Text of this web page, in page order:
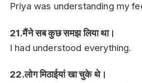
Priya was understanding my
21.मैंने सब कुछ समझ लिया था।
I had understood everything.
22.लोग मिठाईयां खा चुके थे।